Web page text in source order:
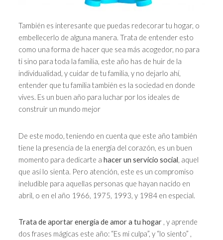
También es interesante que puedas redecorar tu hogar, o
embellecerlo de alguna manera. Trata de entender esto
como una forma de hacer que sea más acogedor, no para
ti sino para toda la familia, este año has de huir de la
individualidad, y cuidar de tu familia, y no dejarlo ahí,
entender que tu familia también es la sociedad en donde
vives. Es un buen año para luchar por los ideales de
construir un mundo mejor
De este modo, teniendo en cuenta que este año también
tiene la presencia de la energía del corazón, es un buen
momento para dedicarte a hacer un servicio social, aquel
que así lo sienta. Pero atención, este es un compromiso
ineludible para aquellas personas que hayan nacido en
abril, o en el año 1966, 1975, 1993, y 1984 en especial.
Trata de aportar energía de amor a tu hogar, y aprende
dos frases mágicas este año: “Es mi culpa”, y “lo siento” ,